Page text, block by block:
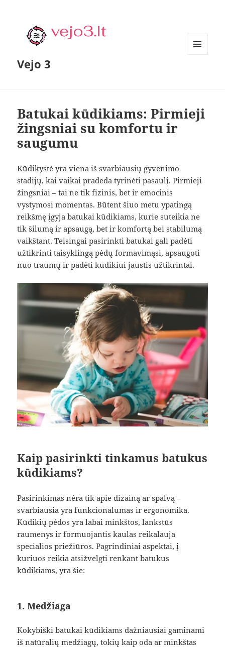
Vejo 3
Batukai kūdikiams: Pirmieji
žingsniai su komfortu ir
saugumu
Kūdikystė yra viena iš svarbiausių gyvenimo
stadijų, kai vaikai pradeda tyrinėti pasaulį. Pirmieji
žingsniai – tai ne tik fizinis, bet ir emocinis
vystymosi momentas. Būtent šiuo metu ypatingą
reikšmę įgyja batukai kūdikiams, kurie suteikia ne
tik šilumą ir apsaugą, bet ir komfortą bei stabilumą
vaikštant. Teisingai pasirinkti batukai gali padėti
užtikrinti taisyklingą pėdų formavimąsi, apsaugoti
nuo traumų ir padėti kūdikiui jaustis užtikrintai.
Kaip pasirinkti tinkamus batukus
kūdikiams?
Pasirinkimas nėra tik apie dizainą ar spalvą –
svarbiausia yra funkcionalumas ir ergonomika.
Kūdikių pėdos yra labai minkštos, lankstūs
raumenys ir formuojantis kaulas reikalauja
specialios priežiūros. Pagrindiniai aspektai, į
kuriuos reikia atsižvelgti renkant batukus
kūdikiams, yra šie:
1. Medžiaga
Kokybiški batukai kūdikiams dažniausiai gaminami
iš natūralių medžiagų, tokių kaip oda ar minkštas